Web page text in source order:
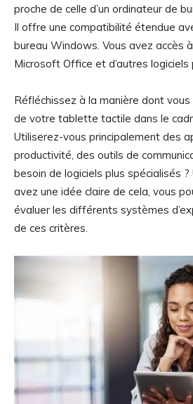
proche de celle d’un ordinateur de
Il offre une compatibilité étendue
bureau Windows. Vous avez accès
Microsoft Office et d’autres logiciels
Réfléchissez à la manière dont
de votre tablette tactile dans le
Utiliserez-vous principalement des
productivité, des outils de
besoin de logiciels plus spécialisés
avez une idée claire de cela, vous
évaluer les différents systèmes
de ces critères.